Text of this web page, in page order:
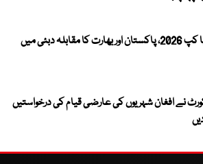
ویمنز ایشیا کپ 2026، پاکستان اور بھارت کا مقابلہ دبئی میں
نے افغان شہریوں کی عارضی قیام کی درخواستیں